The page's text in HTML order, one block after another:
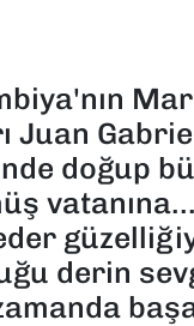
Juan
doğup
derin